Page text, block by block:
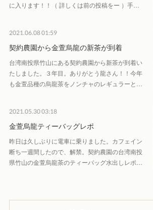
に入ります！！（ 詳しくは前の投稿をー ）手…
2021.06.08 01:59
契約農園から金萱烏龍の新茶が到着
台湾南投県竹山にある契約農園から新茶が到着い
たしました。３年目。ありがとう龍さん！！今年
も金萱品種の烏龍茶をノンチャのレギュラーと…
2021.05.30 03:18
金萱烏龍ティーバッグレポ
昨日は久しぶりに電車に乗りました。カフェイン
断ち一週間したので、解禁。契約農園の台湾南投
県竹山の金萱烏龍茶のティーバッグ水出しレポ…